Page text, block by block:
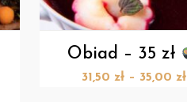
Obiad – 35 zł
31,50zł – 35,00zł